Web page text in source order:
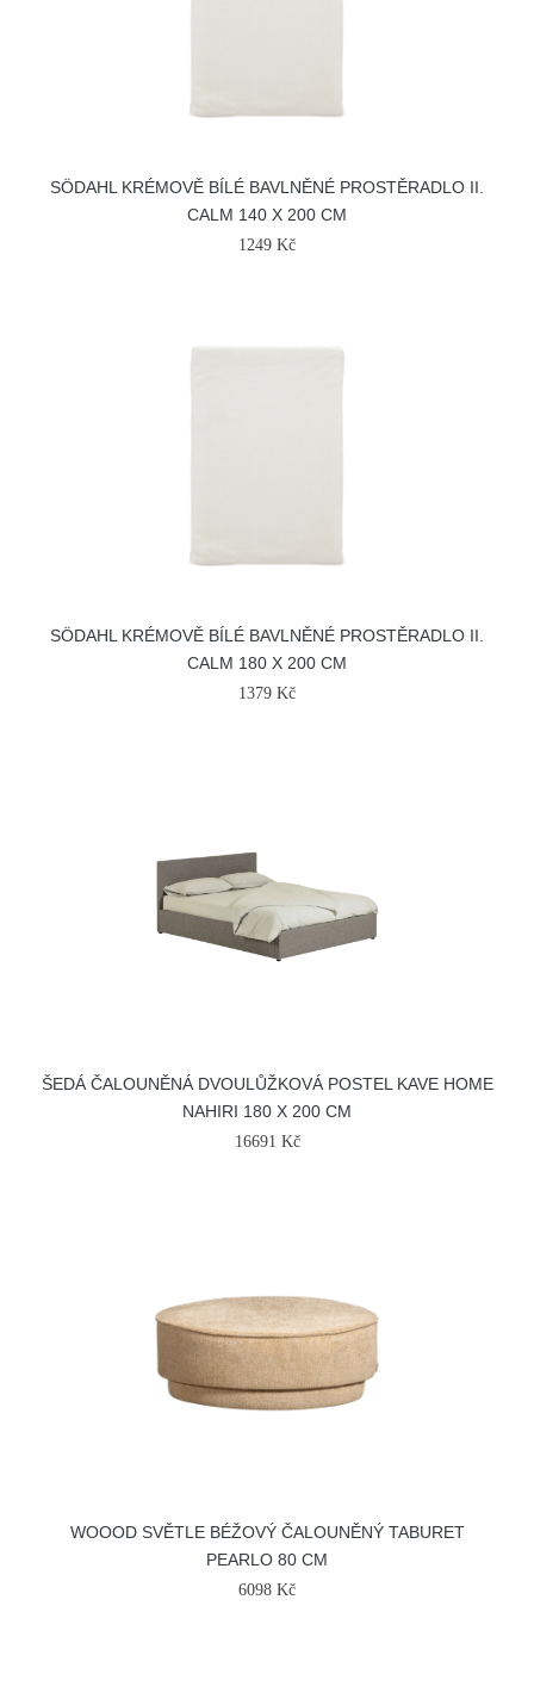
SÖDAHL KRÉMOVĚ BÍLÉ BAVLNĚNÉ PROSTĚRADLO II.
CALM 140 X 200 CM
1249 Kč
SÖDAHL KRÉMOVĚ BÍLÉ BAVLNĚNÉ PROSTĚRADLO II.
CALM 180 X 200 CM
1379 Kč
ŠEDÁ ČALOUNĚNÁ DVOULŮŽKOVÁ POSTEL KAVE HOME
NAHIRI 180 X 200 CM
16691 Kč
WOOOD SVĚTLE BÉŽOVÝ ČALOUNĚNÝ TABURET
PEARLO 80 CM
6098 Kč